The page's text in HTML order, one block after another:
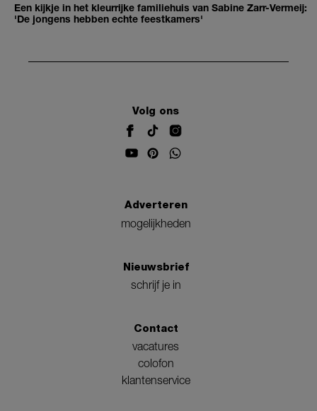
Een kijkje in het kleurrijke familiehuis van Sabine Zarr-Vermeij:
'De jongens hebben echte feestkamers'
Volg ons
Adverteren
mogelijkheden
Nieuwsbrief
schrijf je in
Contact
vacatures
colofon
klantenservice